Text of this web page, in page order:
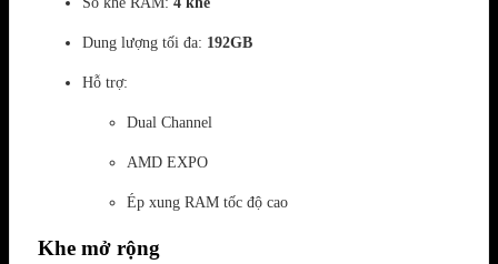
Dung lượng tối đa: 192GB
Hỗ trợ:
Dual Channel
AMD EXPO
Ép xung RAM tốc độ cao
Khe mở rộng